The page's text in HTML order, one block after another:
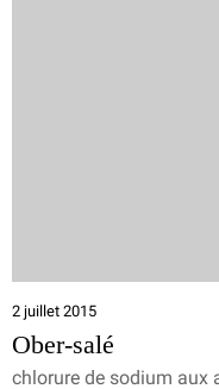
2 juillet 2015
Ober-salé
chlorure de sodium aux